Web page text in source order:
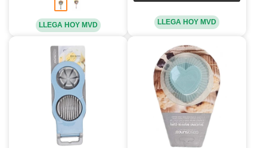
LLEGA HOY MVD LLEGA HOY MVD